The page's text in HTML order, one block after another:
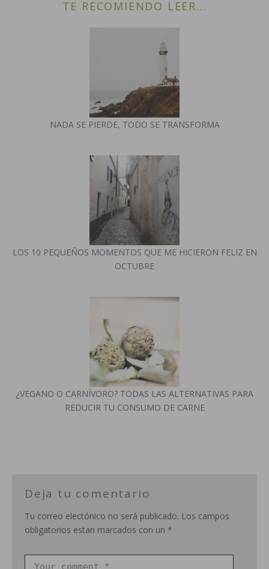
TE RECOMIENDO LEER...
NADA SE PIERDE, TODO SE TRANSFORMA
LOS 10 PEQUEÑOS MOMENTOS QUE ME HICIERON FELIZ EN
OCTUBRE
¿VEGANO O CARNÍVORO? TODAS LAS ALTERNATIVAS PARA
REDUCIR TU CONSUMO DE CARNE
Deja tu comentario
Tu correo electónico no será publicado. Los campos
obligatorios estan marcados con un *